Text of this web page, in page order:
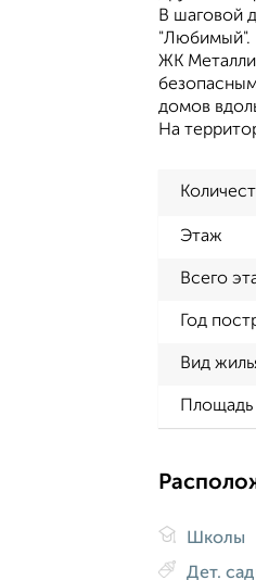
В шаговой
"Любимый".
ЖК
домов
На
Этаж
Всего
Год
Вид
Площадь
Школы
Дет.